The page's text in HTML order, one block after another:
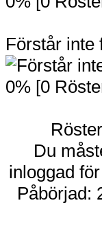
Förstår inte
0% [0
Du
inloggad
Påbörjad: